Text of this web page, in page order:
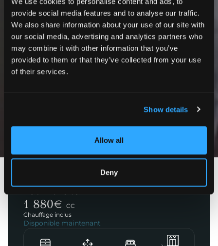
provide social media features and to analyse our traffic.
We also share information about your use of our site with
our social media, advertising and analytics partners who
may combine it with other information that you’ve
provided to them or that they’ve collected from your use
of their services.
Show details
Allow all
Deny
Photos
Rue Monsieur
1 880€ CC
Chauffage inclus
Disponible maintenant